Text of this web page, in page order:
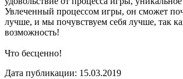
Увлеченный процессом игры, он сможет
лучше, и мы почувствуем себя лучше, так
возможность!
Что бесценно!
Дата публикации: 15.03.2019